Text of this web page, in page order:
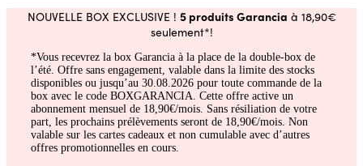
NOUVELLE BOX EXCLUSIVE ! 5 produits Garancia à 18,90€
seulement*!
*Vous recevrez la box Garancia à la place de la double-box de
l’été. Offre sans engagement, valable dans la limite des stocks
disponibles ou jusqu’au 30.08.2026 pour toute commande de la
box avec le code BOXGARANCIA. Cette offre active un
abonnement mensuel de 18,90€/mois. Sans résiliation de votre
part, les prochains prélèvements seront de 18,90€/mois. Non
valable sur les cartes cadeaux et non cumulable avec d’autres
offres promotionnelles en cours.